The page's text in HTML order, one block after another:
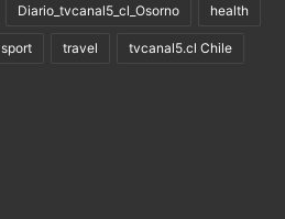
Diario_tvcanal5_cl_Osorno health
sport travel tvcanal5.cl Chile